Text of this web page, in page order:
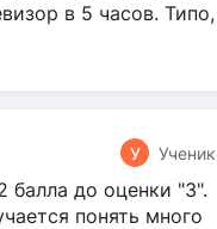
в 5 часов. Типо,
У Ученик
балла до оценки "3".
понять много